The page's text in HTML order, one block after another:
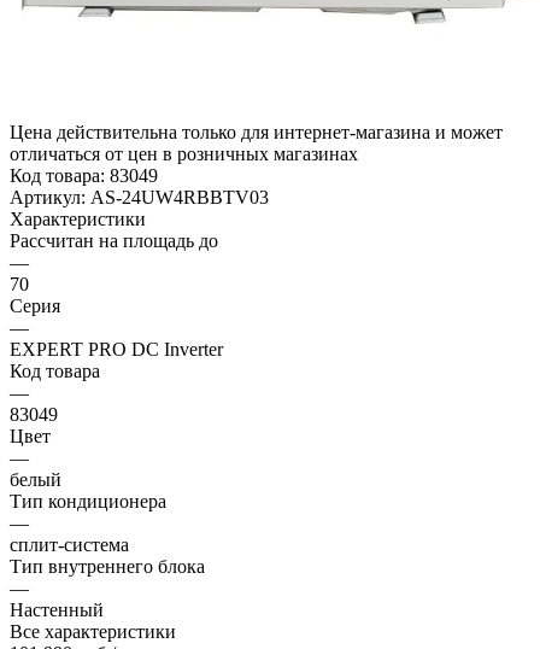
Цена действительна только для интернет-магазина и может
отличаться от цен в розничных магазинах
Код товара: 83049
Артикул: AS-24UW4RBBTV03
Характеристики
Рассчитан на площадь до
—
70
Серия
—
EXPERT PRO DC Inverter
Код товара
—
83049
Цвет
—
белый
Тип кондиционера
—
сплит-система
Тип внутреннего блока
—
Настенный
Все характеристики